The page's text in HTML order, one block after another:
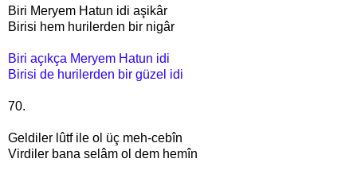
Biri Meryem Hatun idi aşikâr
Birisi hem hurilerden bir nigâr
Biri açıkça Meryem Hatun idi
Birisi de hurilerden bir güzel idi
70.
Geldiler lûtf ile ol üç meh-cebîn
Virdiler bana selâm ol dem hemîn